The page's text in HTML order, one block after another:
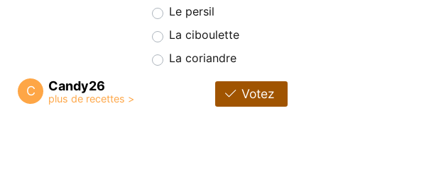
C Candy26
Le persil
La ciboulette
La coriandre
Votez